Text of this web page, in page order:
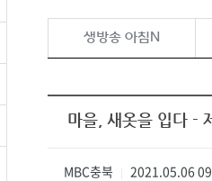
보은
옥천
시청자 FLEX
특집프로그램
종영프로그램
생방송 아침N
마을, 새옷을 입다 -
MBC충북 2021.05.06